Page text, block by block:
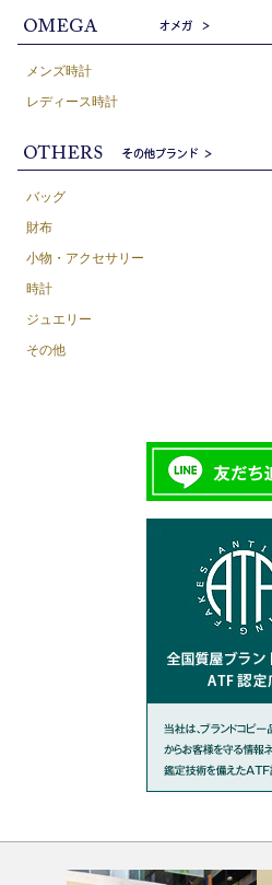
メンズ時計
レディース時計
バッグ
財布
小物・アクセサリー
時計
ジュエリー
その他